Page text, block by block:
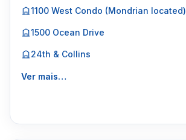
1100 West Condo (Mondrian located)
1500 Ocean Drive
24th & Collins
Ver mais…